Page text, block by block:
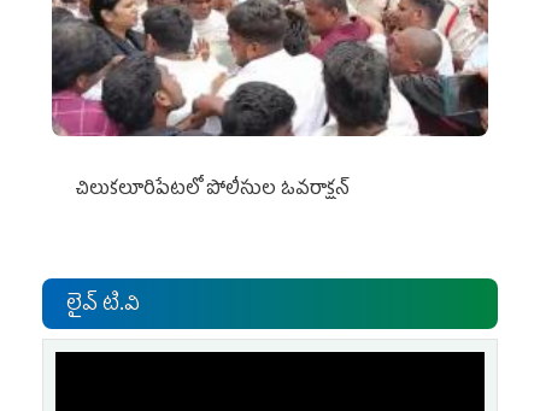
చిలుక‌లూరిపేట‌లో పోలీసుల ఓవ‌రాక్ష‌న్‌
లైవ్ టి.వి